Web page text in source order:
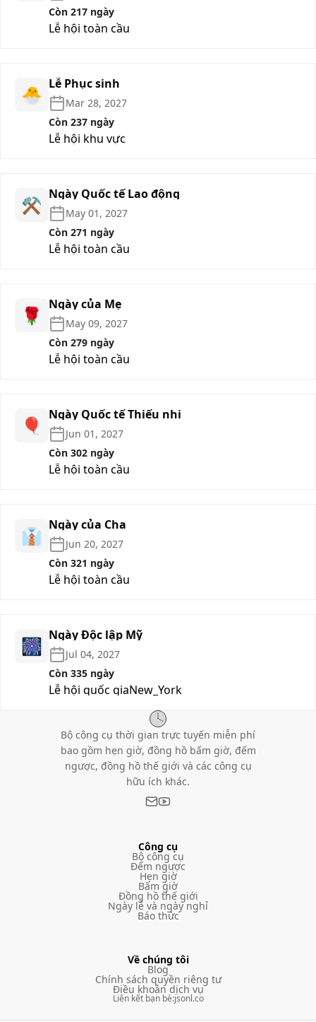
Còn 217 ngày
Lễ hội toàn cầu
🐣 Lễ Phục sinh
Mar 28, 2027
Còn 237 ngày
Lễ hội khu vực
⚒️ Ngày Quốc tế Lao động
May 01, 2027
Còn 271 ngày
Lễ hội toàn cầu
🌹 Ngày của Mẹ
May 09, 2027
Còn 279 ngày
Lễ hội toàn cầu
🎈 Ngày Quốc tế Thiếu nhi
Jun 01, 2027
Còn 302 ngày
Lễ hội toàn cầu
👔 Ngày của Cha
Jun 20, 2027
Còn 321 ngày
Lễ hội toàn cầu
🎆 Ngày Độc lập Mỹ
Jul 04, 2027
Còn 335 ngày
Lễ hội quốc giaNew_York
Bộ công cụ thời gian trực tuyến miễn phí
bao gồm hẹn giờ, đồng hồ bấm giờ, đếm
ngược, đồng hồ thế giới và các công cụ
hữu ích khác.
Công cụ
Bộ công cụ
Đếm ngược
Hẹn giờ
Bấm giờ
Đồng hồ thế giới
Ngày lễ và ngày nghỉ
Báo thức
Về chúng tôi
Blog
Chính sách quyền riêng tư
Điều khoản dịch vụ
Liên kết bạn bè:jsonl.co